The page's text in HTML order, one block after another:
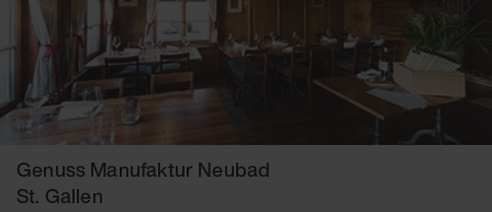
Genuss Manufaktur Neubad
St. Gallen